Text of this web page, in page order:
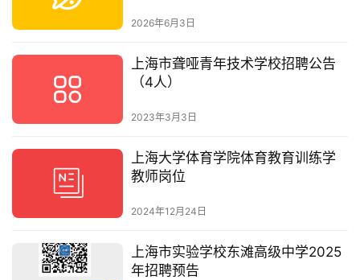
2026年6月3日
上海市聋哑青年技术学校招聘公告
（4人）
2023年3月3日
上海大学体育学院体育教育训练学
教师岗位
2024年12月24日
上海市实验学校东滩高级中学2025
年招聘预告